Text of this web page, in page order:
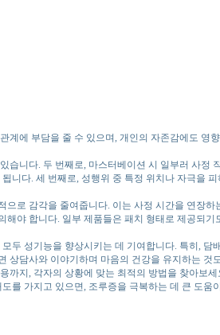
계에 부담을 줄 수 있으며, 개인의 자존감에도 영
습니다. 두 번째로, 마스터베이션 시 일부러 사정
니다. 세 번째로, 성행위 중 특정 위치나 자극을 피
로 감각을 줄여줍니다. 이는 사정 시간을 연장하
야 합니다. 일부 제품들은 패치 형태로 제공되기
두 성기능을 향상시키는 데 기여합니다. 특히, 담
상담사와 이야기하며 마음의 건강을 유지하는 것
지, 각자의 상황에 맞는 최적의 방법을 찾아보세
를 가지고 있으면, 조루증을 극복하는 데 큰 도움